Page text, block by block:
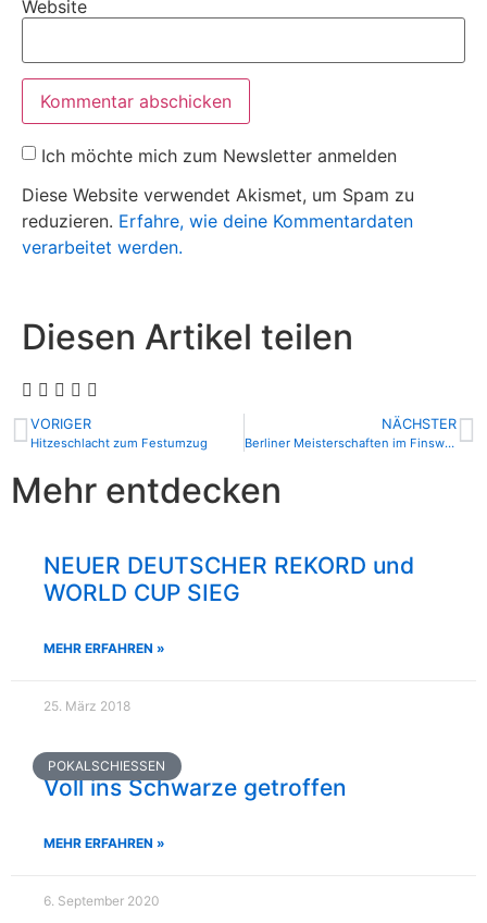
Website
Ich möchte mich zum Newsletter anmelden
Diese Website verwendet Akismet, um Spam zu
reduzieren. Erfahre, wie deine Kommentardaten
verarbeitet werden.
Diesen Artikel teilen
VORIGER
Hitzeschlacht zum Festumzug
NÄCHSTER
Berliner Meisterschaften im Finswimming
Mehr entdecken
NEUER DEUTSCHER REKORD und
WORLD CUP SIEG
MEHR ERFAHREN »
25. März 2018
POKALSCHIESSEN
Voll ins Schwarze getroffen
MEHR ERFAHREN »
6. September 2020